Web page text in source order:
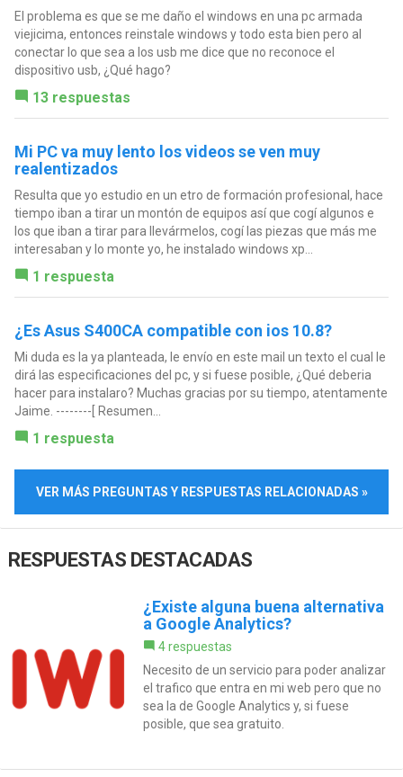
El problema es que se me daño el windows en una pc armada
viejicima, entonces reinstale windows y todo esta bien pero al
conectar lo que sea a los usb me dice que no reconoce el
dispositivo usb, ¿Qué hago?
13 respuestas
Mi PC va muy lento los videos se ven muy
realentizados
Resulta que yo estudio en un etro de formación profesional, hace
tiempo iban a tirar un montón de equipos así que cogí algunos e
los que iban a tirar para llevármelos, cogí las piezas que más me
interesaban y lo monte yo, he instalado windows xp...
1 respuesta
¿Es Asus S400CA compatible con ios 10.8?
Mi duda es la ya planteada, le envío en este mail un texto el cual le
dirá las especificaciones del pc, y si fuese posible, ¿Qué deberia
hacer para instalaro? Muchas gracias por su tiempo, atentamente
Jaime. --------[ Resumen...
1 respuesta
VER MÁS PREGUNTAS Y RESPUESTAS RELACIONADAS »
RESPUESTAS DESTACADAS
¿Existe alguna buena alternativa
a Google Analytics?
4 respuestas
Necesito de un servicio para poder analizar
el trafico que entra en mi web pero que no
sea la de Google Analytics y, si fuese
posible, que sea gratuito.